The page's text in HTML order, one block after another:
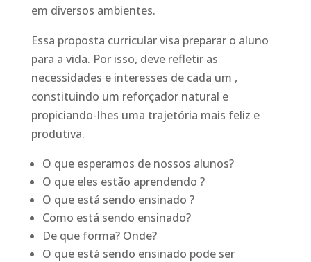
em diversos ambientes.
Essa proposta curricular visa preparar o aluno
para a vida. Por isso, deve refletir as
necessidades e interesses de cada um ,
constituindo um reforçador natural e
propiciando-lhes uma trajetória mais feliz e
produtiva.
O que esperamos de nossos alunos?
O que eles estão aprendendo ?
O que está sendo ensinado ?
Como está sendo ensinado?
De que forma? Onde?
O que está sendo ensinado pode ser